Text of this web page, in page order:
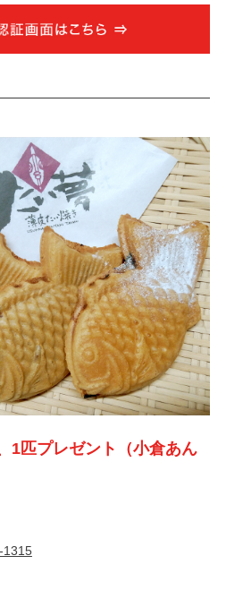
1匹プレゼント（小倉あん
1315